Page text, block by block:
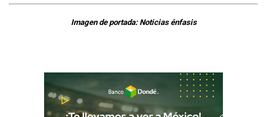
Imagen de portada: Noticias énfasis